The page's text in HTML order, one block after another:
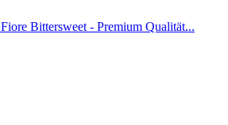
Fiore Bittersweet - Premium Qualität...